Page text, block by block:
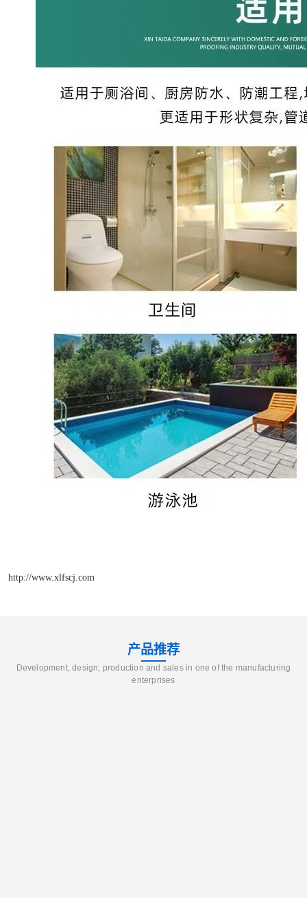
http://www.xlfscj.com
产品推荐
Development, design, production and sales in one of the manufacturing
enterprises